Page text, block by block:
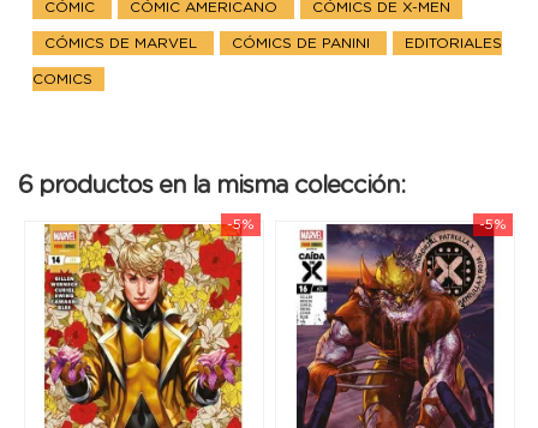
CÓMIC CÓMIC AMERICANO CÓMICS DE X-MEN
CÓMICS DE MARVEL CÓMICS DE PANINI EDITORIALES
COMICS
6 productos en la misma colección:
-5% -5%